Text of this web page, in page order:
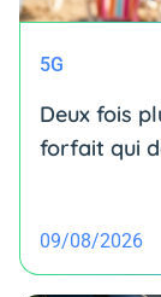
5G
Deux fois
forfait qui
09/08/2026